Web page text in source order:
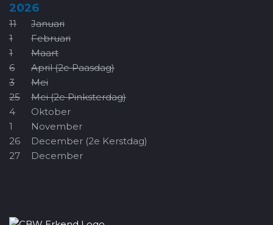
2026
11
Januari
1
Februari
1
Maart
6
April (2e Paasdag)
3
Mei
25
Mei (2e Pinksterdag)
4
Oktober
1
November
26
December (2e Kerstdag)
27
December